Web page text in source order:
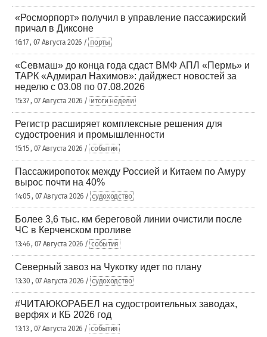
«Росморпорт» получил в управление пассажирский
причал в Диксоне
16:17 , 07 Августа 2026 / порты
«Севмаш» до конца года сдаст ВМФ АПЛ «Пермь» и
ТАРК «Адмирал Нахимов»: дайджест новостей за
неделю с 03.08 по 07.08.2026
15:37 , 07 Августа 2026 / итоги недели
Регистр расширяет комплексные решения для
судостроения и промышленности
15:15 , 07 Августа 2026 / события
Пассажиропоток между Россией и Китаем по Амуру
вырос почти на 40%
14:05 , 07 Августа 2026 / судоходство
Более 3,6 тыс. км береговой линии очистили после
ЧС в Керченском проливе
13:46 , 07 Августа 2026 / события
Северный завоз на Чукотку идет по плану
13:30 , 07 Августа 2026 / судоходство
#ЧИТАЮКОРАБЕЛ на судостроительных заводах,
верфях и КБ 2026 год
13:13 , 07 Августа 2026 / события